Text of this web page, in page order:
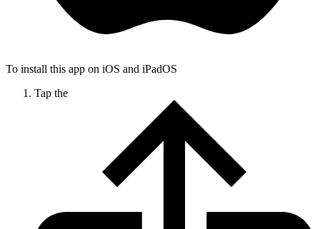
To install this app on iOS and iPadOS
Tap the